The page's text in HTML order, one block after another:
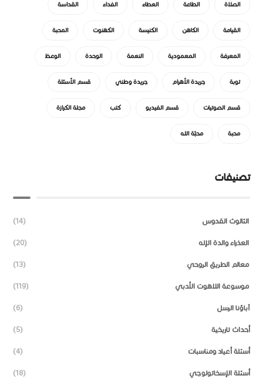
الصلاة الطاعة العطاء الفداء القداسة
القيامة الكاهن الكنيسة الكهنوت المحبة
المعرفة المعمودية النعمة الوحدة الوعظ
توبة جريدة الأهرام جريدة وطني قسم الأسئلة
قسم الصوتيات قسم الفيديو كتب مجلة الكرازة
محبة محبّة الله
تصنيفات
الثالوث القدوس (14)
العذراء والدة الإله (20)
معالم الطريق الروحي (13)
موسوعة اللاهوت الأدبي (119)
آباؤنا الرسل (6)
أحداث تاريخية (5)
أسئلة أعياد ومناسبات (4)
أسئلة الإسخاتولوجي (18)